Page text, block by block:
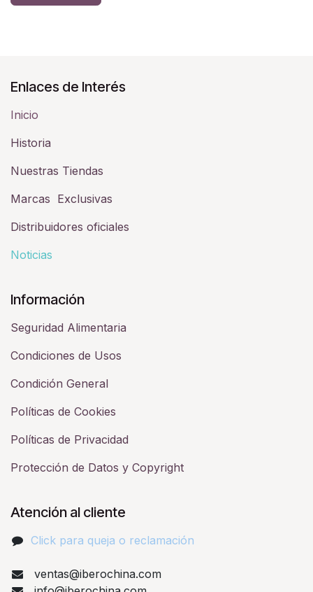
Enlaces de Interés
Inicio
Historia​
Nuestras Tiendas
Marcas Exclusivas
Distribuidores oficiales
Noticias
Información
Seguridad Alimentaria
Condiciones de Usos
Condición General
Políticas de Cookies
Políticas de Privacidad
Protección de Datos y Copyright
Atención al cliente
Click para queja o reclamación​
ventas@iberochina.com